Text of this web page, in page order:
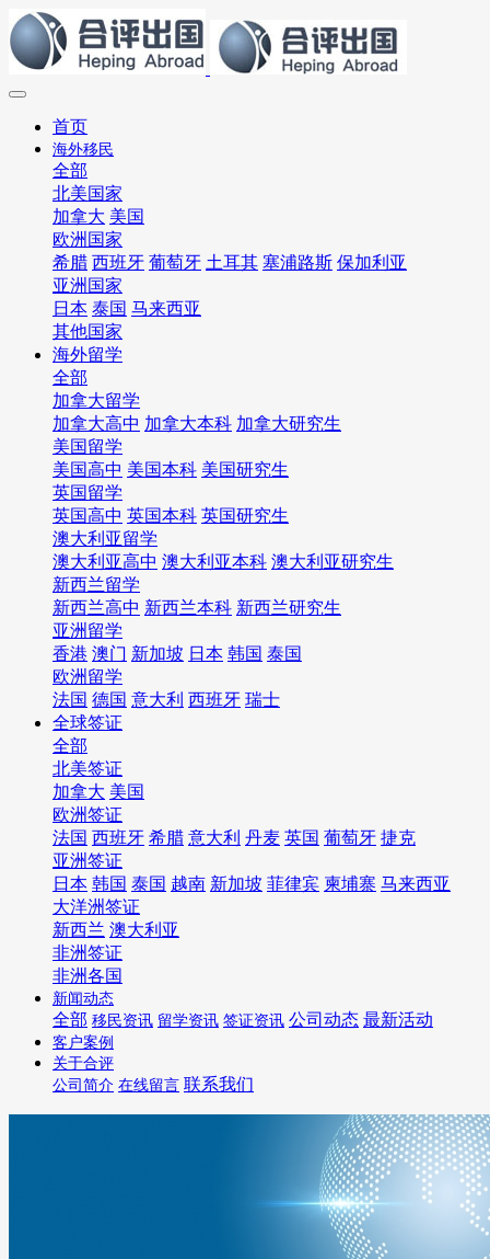
首页
海外移民
全部
北美国家
加拿大 美国
欧洲国家
希腊 西班牙 葡萄牙 土耳其 塞浦路斯 保加利亚
亚洲国家
日本 泰国 马来西亚
其他国家
海外留学
全部
加拿大留学
加拿大高中 加拿大本科 加拿大研究生
美国留学
美国高中 美国本科 美国研究生
英国留学
英国高中 英国本科 英国研究生
澳大利亚留学
澳大利亚高中 澳大利亚本科 澳大利亚研究生
新西兰留学
新西兰高中 新西兰本科 新西兰研究生
亚洲留学
香港 澳门 新加坡 日本 韩国 泰国
欧洲留学
法国 德国 意大利 西班牙 瑞士
全球签证
全部
北美签证
加拿大 美国
欧洲签证
法国 西班牙 希腊 意大利 丹麦 英国 葡萄牙 捷克
亚洲签证
日本 韩国 泰国 越南 新加坡 菲律宾 柬埔寨 马来西亚
大洋洲签证
新西兰 澳大利亚
非洲签证
非洲各国
新闻动态
全部 移民资讯 留学资讯 签证资讯 公司动态 最新活动
客户案例
关于合评
公司简介 在线留言 联系我们